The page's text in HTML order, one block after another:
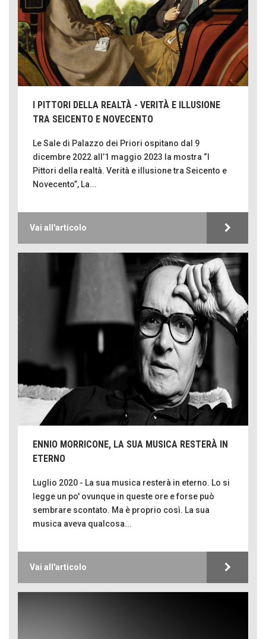
I PITTORI DELLA REALTÀ - VERITÀ E ILLUSIONE
TRA SEICENTO E NOVECENTO
Le Sale di Palazzo dei Priori ospitano dal 9
dicembre 2022 all’1 maggio 2023 la mostra “I
Pittori della realtà. Verità e illusione tra Seicento e
Novecento”, La...
Vai all'articolo
ENNIO MORRICONE, LA SUA MUSICA RESTERÀ IN
ETERNO
Luglio 2020 - La sua musica resterà in eterno. Lo si
legge un po' ovunque in queste ore e forse può
sembrare scontato. Ma è proprio così. La sua
musica aveva qualcosa...
Vai all'articolo